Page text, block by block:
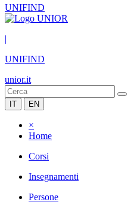
UNIFIND
|
UNIFIND
unior.it
IT EN
×
Home
Corsi
Insegnamenti
Persone